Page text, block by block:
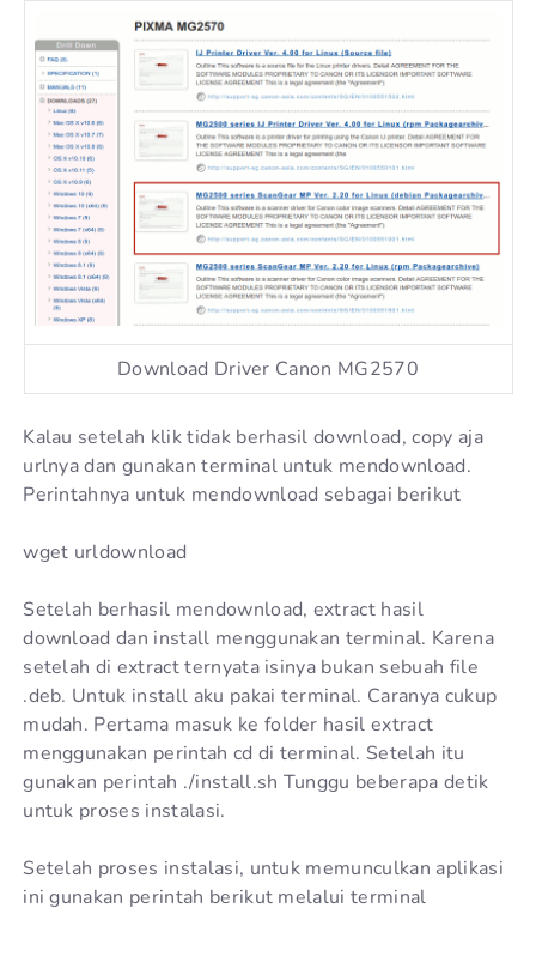
Download Driver Canon MG2570
Kalau setelah klik tidak berhasil download, copy aja
urlnya dan gunakan terminal untuk mendownload.
Perintahnya untuk mendownload sebagai berikut
wget urldownload
Setelah berhasil mendownload, extract hasil
download dan install menggunakan terminal. Karena
setelah di extract ternyata isinya bukan sebuah file
.deb. Untuk install aku pakai terminal. Caranya cukup
mudah. Pertama masuk ke folder hasil extract
menggunakan perintah cd di terminal. Setelah itu
gunakan perintah ./install.sh Tunggu beberapa detik
untuk proses instalasi.
Setelah proses instalasi, untuk memunculkan aplikasi
ini gunakan perintah berikut melalui terminal